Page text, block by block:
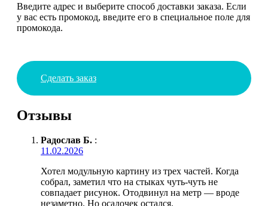
Введите адрес и выберите способ доставки заказа. Если
у вас есть промокод, введите его в специальное поле для
промокода.
Сделать заказ
Отзывы
Радослав Б. :
11.02.2026
Хотел модульную картину из трех частей. Когда
собрал, заметил что на стыках чуть-чуть не
совпадает рисунок. Отодвинул на метр — вроде
незаметно. Но осадочек остался.